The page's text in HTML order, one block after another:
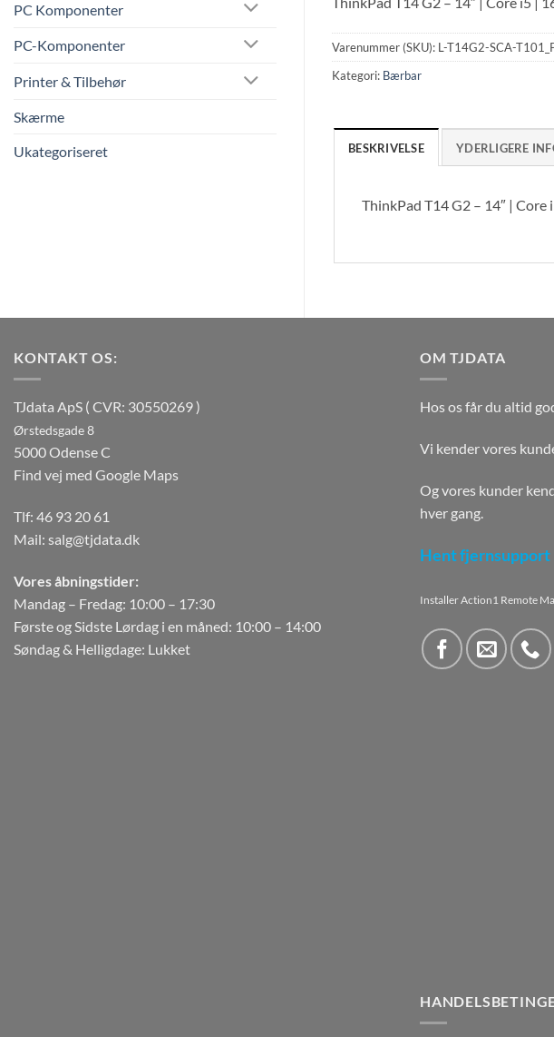
PC Komponenter
PC-Komponenter
Printer & Tilbehør
Skærme
Ukategoriseret
Varenummer (SKU): L-T14G2-SCA-
Kategori: Bærbar
BESKRIVELSE YDERLIGERE
ThinkPad T14 G2 – 14″ |
KONTAKT OS:
TJdata ApS ( CVR: 30550269 )
Ørstedsgade 8
5000 Odense C
Find vej med Google Maps
Tlf: 46 93 20 61
Mail: salg@tjdata.dk
Vores åbningstider:
Mandag – Fredag: 10:00 – 17:30
Første og Sidste Lørdag i en måned: 10:00 – 14:00
Søndag & Helligdage: Lukket
OM TJDATA
Hos os får du altid
Vi kender vores
Og vores kunder
hver gang.
Hent fjernsupport
Installer Action1 Remote